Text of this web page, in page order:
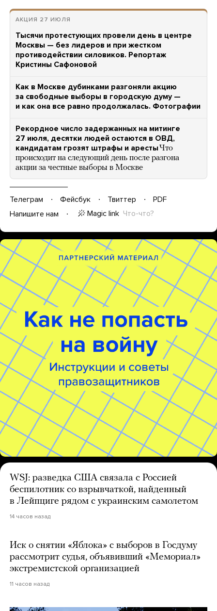
АКЦИЯ 27 ИЮЛЯ
Тысячи протестующих провели день в центре
Москвы — без лидеров и при жестком
противодействии силовиков. Репортаж
Кристины Сафоновой
Как в Москве дубинками разгоняли акцию
за свободные выборы в городскую думу —
и как она все равно продолжалась. Фотографии
Рекордное число задержанных на митинге
27 июля, десятки людей остаются в ОВД,
кандидатам грозят штрафы и арестыЧто
происходит на следующий день после разгона
акции за честные выборы в Москве
Телеграм Фейсбук Твиттер
PDF
Напишите нам
Magic link Что-что?
WSJ: разведка США связала с Россией
беспилотник со взрывчаткой, найденный
в Лейпциге рядом с украинским самолетом
14 часов назад
Иск о снятии «Яблока» с выборов в Госдуму
рассмотрит судья, объявивший «Мемориал»
экстремистской организацией
11 часов назад